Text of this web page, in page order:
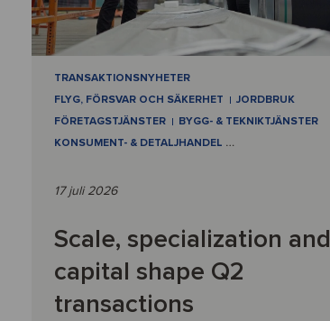
TRANSAKTIONSNYHETER
FLYG, FÖRSVAR OCH SÄKERHET
JORDBRUK
FÖRETAGSTJÄNSTER
BYGG- & TEKNIKTJÄNSTER
KONSUMENT- & DETALJHANDEL …
17 juli 2026
Scale, specialization and
capital shape Q2
transactions